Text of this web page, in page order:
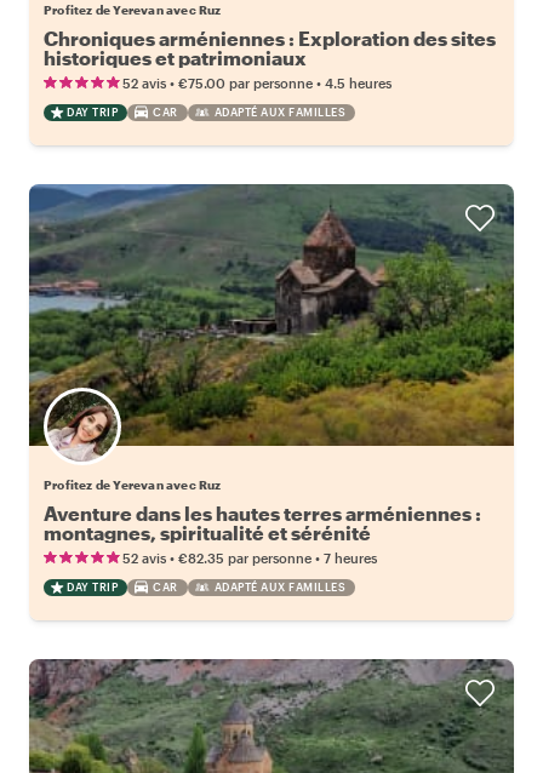
Profitez de Yerevan avec Ruz
Chroniques arméniennes : Exploration des sites
historiques et patrimoniaux
52 avis • €75.00 par personne • 4.5 heures
DAY TRIP CAR ADAPTÉ AUX FAMILLES
Profitez de Yerevan avec Ruz
Aventure dans les hautes terres arméniennes :
montagnes, spiritualité et sérénité
52 avis • €82.35 par personne • 7 heures
DAY TRIP CAR ADAPTÉ AUX FAMILLES